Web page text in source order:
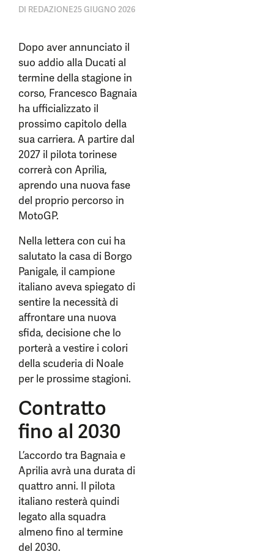
DI REDAZIONE25 GIUGNO 2026
Dopo aver annunciato il
suo addio alla Ducati al
termine della stagione in
corso, Francesco Bagnaia
ha ufficializzato il
prossimo capitolo della
sua carriera. A partire dal
2027 il pilota torinese
correrà con Aprilia,
aprendo una nuova fase
del proprio percorso in
MotoGP.
Nella lettera con cui ha
salutato la casa di Borgo
Panigale, il campione
italiano aveva spiegato di
sentire la necessità di
affrontare una nuova
sfida, decisione che lo
porterà a vestire i colori
della scuderia di Noale
per le prossime stagioni.
Contratto
fino al 2030
L’accordo tra Bagnaia e
Aprilia avrà una durata di
quattro anni. Il pilota
italiano resterà quindi
legato alla squadra
almeno fino al termine
del 2030.